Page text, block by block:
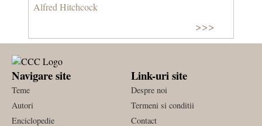
Alfred Hitchcock
>>>
Navigare site
Teme
Autori
Enciclopedie
Link-uri site
Despre noi
Termeni si conditii
Contact